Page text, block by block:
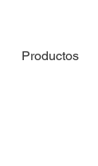
Productos